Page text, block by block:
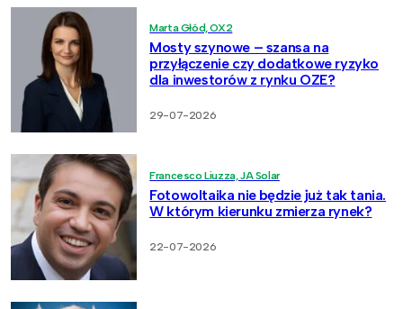
Marta Głód, OX2
Mosty szynowe – szansa na
przyłączenie czy dodatkowe ryzyko
dla inwestorów z rynku OZE?
29-07-2026
Francesco Liuzza, JA Solar
Fotowoltaika nie będzie już tak tania.
W którym kierunku zmierza rynek?
22-07-2026